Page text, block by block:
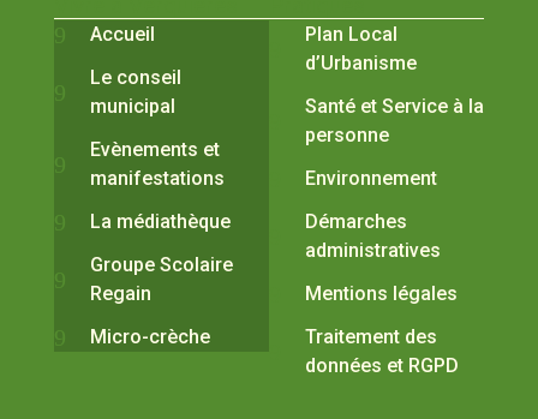
Accueil
Le conseil
municipal
Evènements et
manifestations
La médiathèque
Groupe Scolaire
Regain
Micro-crèche
Plan Local
d’Urbanisme
Santé et Service à la
personne
Environnement
Démarches
administratives
Mentions légales
Traitement des
données et RGPD